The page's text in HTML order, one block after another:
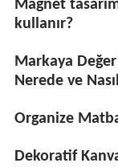
Magnet
kullanır?
Markaya
Nerede ve
Organize
Dekoratif